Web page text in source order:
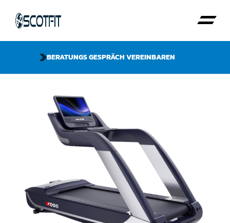
BERATUNGS GESPRÄCH VEREINBAREN